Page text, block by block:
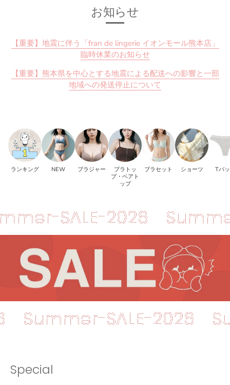
お知らせ
【重要】地震に伴う「fran de lingerie イオンモール熊本店」
臨時休業のお知らせ
【重要】熊本県を中心とする地震による配送への影響と一部
地域への発送停止について
ランキング NEW ブラジャー
ブラトッ
プ・ベアト
ップ
ブラセット ショーツ Tバ
SALE-2026 Summer-
2026 Summer-SALE-
Special